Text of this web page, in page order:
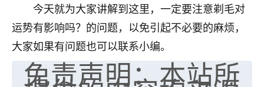
今天就为大家讲解到这里，一定要注意剃毛对
运势有影响吗？的问题，以免引起不必要的麻烦，
大家如果有问题也可以联系小编。
免责声明：本站所
七零老顽童：我母亲前年离世，刚开始我经常
做梦梦见她，后来也是朋友介绍，找到慧来老
师，安排了超度法事，做梦再也没有梦到过
了，一开始是半信半疑的，图个心安，给亡母
超度，现在看来，人不信也不行。